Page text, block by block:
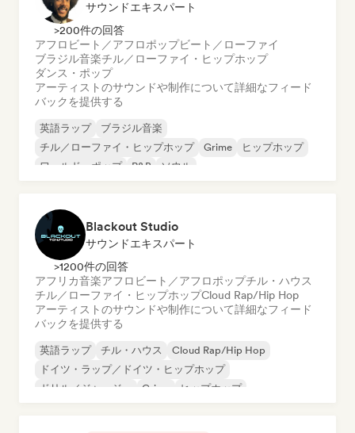
サウンドエキスパート
>200件の回答
アフロビート／アフロポップビート／ローファイ
ブラジル音楽チル／ローファイ・ヒップホップ
ダンス・ポップ
アーティストのサウンドや制作について詳細なフィード
バックを提供する
英語ラップ
ブラジル音楽
チル／ローファイ・ヒップホップ
Grime
ヒップホップ
ワールド・ポップ
R&B ソウル
Blackout Studio
サウンドエキスパート
>1200件の回答
アフリカ音楽アフロビート／アフロポップチル・ハウス
チル／ローファイ・ヒップホップCloud Rap/Hip Hop
アーティストのサウンドや制作について詳細なフィード
バックを提供する
英語ラップ チル・ハウス
Cloud Rap/Hip Hop
ドイツ・ラップ／ドイツ・ヒップホップ
ドリル／ジャージー
Grime
ヒップホップ